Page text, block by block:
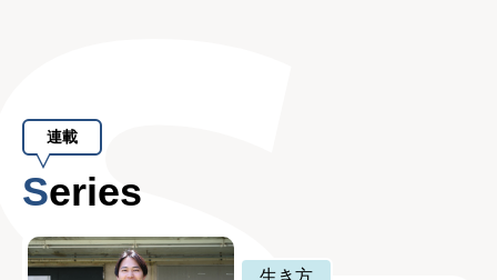
連載
Series